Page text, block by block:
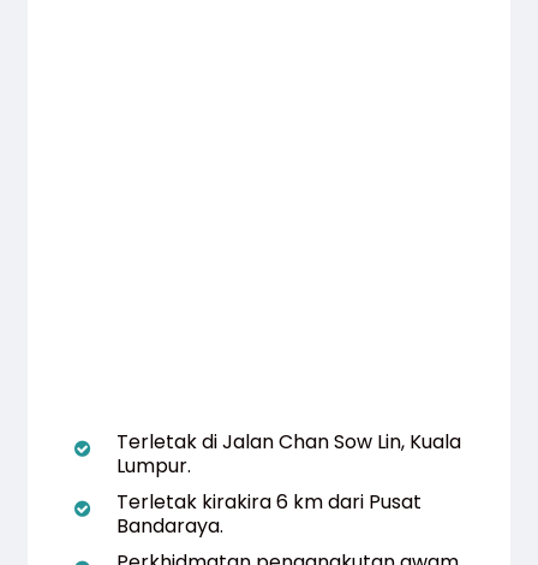
Terletak di Jalan Chan Sow Lin, Kuala
Lumpur.
Terletak kirakira 6 km dari Pusat
Bandaraya.